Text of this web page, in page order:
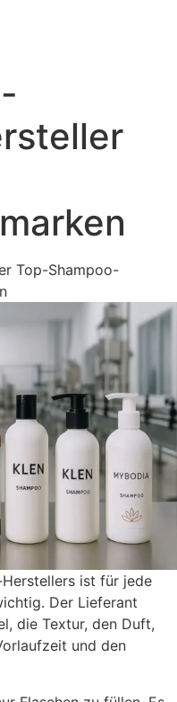
Top-Shampoo-
ist für jede
Der Lieferant
die Textur, den Duft,
und den